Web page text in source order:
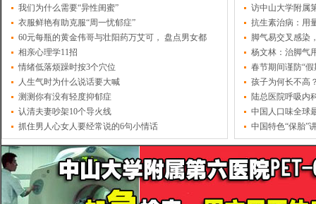
我们为什么需要“异性闺蜜”
衣服鲜艳有助克服“周一忧郁症”
60元每瓶的黄金伟哥与壮阳药万艾可， 盘点男女都
相亲心理学11招
情绪低落烦躁时按3个穴位
人生气时为什么说话要大喊
测测你有没有轻度抑郁症
认清夫妻吵架10个导火线
抓住男人心女人要经常说的6句小情话
访中山大学附属
抗生素治病：用
脚气易交叉感染
杨文林：治脚气
春节期间谨防“
孩子为何长不高
陆总医院呼吸内
中国人口味全球
中国特色“保胎”